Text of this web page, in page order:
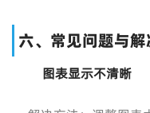
六、常见问题与
图表显示不清晰